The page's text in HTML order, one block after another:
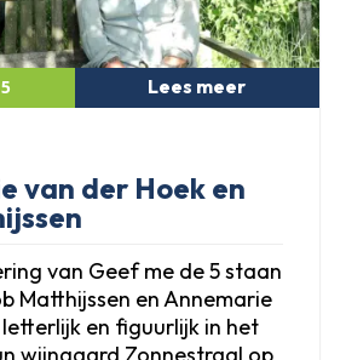
van der Hoek en
van Geef me de 5 staan
Matthijssen en Annemarie
en figuurlijk in het
Lees meer